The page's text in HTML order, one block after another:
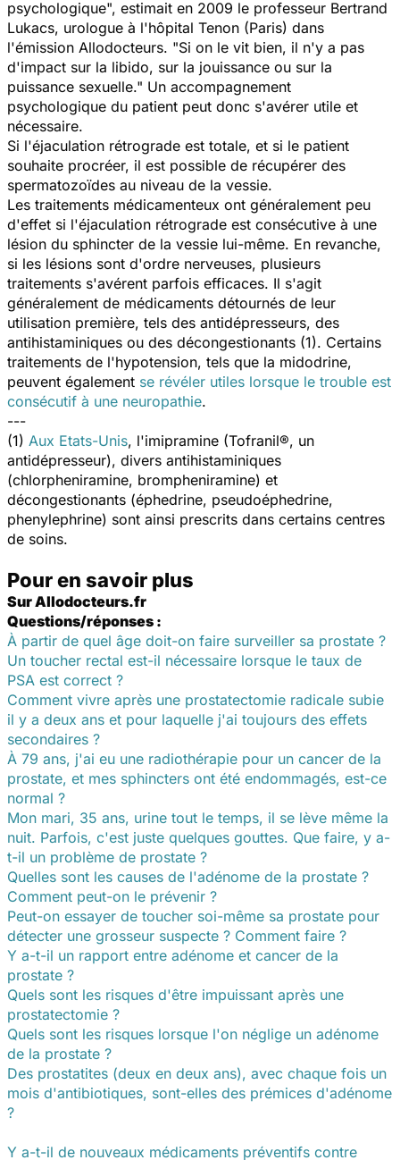
psychologique", estimait en 2009 le professeur Bertrand
Lukacs, urologue à l'hôpital Tenon (Paris) dans
l'émission Allodocteurs. "Si on le vit bien, il n'y a pas
d'impact sur la libido, sur la jouissance ou sur la
puissance sexuelle." Un accompagnement
psychologique du patient peut donc s'avérer utile et
nécessaire.
Si l'éjaculation rétrograde est totale, et si le patient
souhaite procréer, il est possible de récupérer des
spermatozoïdes au niveau de la vessie.
Les traitements médicamenteux ont généralement peu
d'effet si l'éjaculation rétrograde est consécutive à une
lésion du sphincter de la vessie lui-même. En revanche,
si les lésions sont d'ordre nerveuses, plusieurs
traitements s'avérent parfois efficaces. Il s'agit
généralement de médicaments détournés de leur
utilisation première, tels des antidépresseurs, des
antihistaminiques ou des décongestionants (1). Certains
traitements de l'hypotension, tels que la midodrine,
peuvent également se révéler utiles lorsque le trouble est
consécutif à une neuropathie.
---
(1) Aux Etats-Unis, l'imipramine (Tofranil®, un
antidépresseur), divers antihistaminiques
(chlorpheniramine, brompheniramine) et
décongestionants (éphedrine, pseudoéphedrine,
phenylephrine) sont ainsi prescrits dans certains centres
de soins.
Pour en savoir plus
Sur Allodocteurs.fr
Questions/réponses :
À partir de quel âge doit-on faire surveiller sa prostate ?
Un toucher rectal est-il nécessaire lorsque le taux de
PSA est correct ?
Comment vivre après une prostatectomie radicale subie
il y a deux ans et pour laquelle j'ai toujours des effets
secondaires ?
À 79 ans, j'ai eu une radiothérapie pour un cancer de la
prostate, et mes sphincters ont été endommagés, est-ce
normal ?
Mon mari, 35 ans, urine tout le temps, il se lève même la
nuit. Parfois, c'est juste quelques gouttes. Que faire, y a-
t-il un problème de prostate ?
Quelles sont les causes de l'adénome de la prostate ?
Comment peut-on le prévenir ?
Peut-on essayer de toucher soi-même sa prostate pour
détecter une grosseur suspecte ? Comment faire ?
Y a-t-il un rapport entre adénome et cancer de la
prostate ?
Quels sont les risques d'être impuissant après une
prostatectomie ?
Quels sont les risques lorsque l'on néglige un adénome
de la prostate ?
Des prostatites (deux en deux ans), avec chaque fois un
mois d'antibiotiques, sont-elles des prémices d'adénome
?
Y a-t-il de nouveaux médicaments préventifs contre